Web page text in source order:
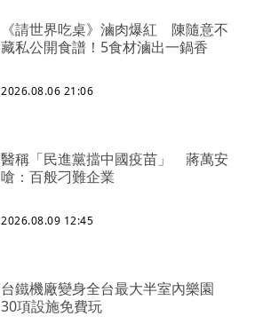
《請世界吃桌》滷肉爆紅 陳隨意不
藏私公開食譜！5食材滷出一鍋香
2026.08.06 21:06
醫稱「民進黨擋中國疫苗」 蔣萬安
嗆：百般刁難企業
2026.08.09 12:45
台鐵機廠變身全台最大半室內樂園
30項設施免費玩